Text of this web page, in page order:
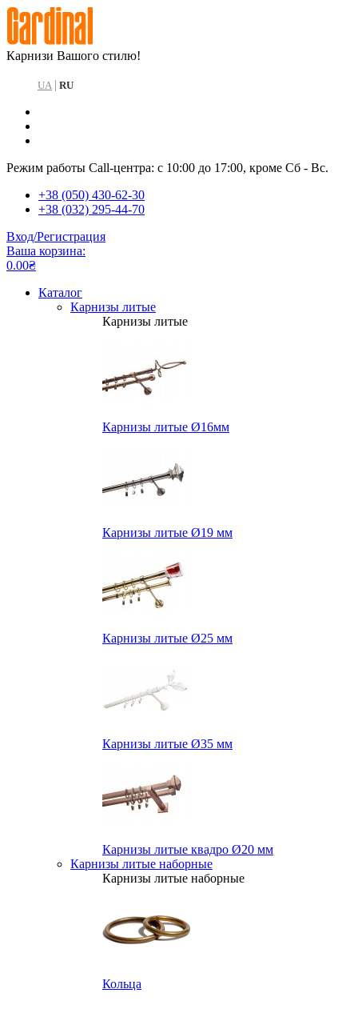
Карнизи Вашого стилю!
UA | RU
Режим работы Call-центра: с 10:00 до 17:00, кроме Сб - Вс.
+38 (050) 430-62-30
+38 (032) 295-44-70
Вход/Регистрация
Ваша корзина:
0.00₴
Каталог
Карнизы литые
Карнизы литые
Карнизы литые Ø16мм
Карнизы литые Ø19 мм
Карнизы литые Ø25 мм
Карнизы литые Ø35 мм
Карнизы литые квадро Ø20 мм
Карнизы литые наборные
Карнизы литые наборные
Кольца